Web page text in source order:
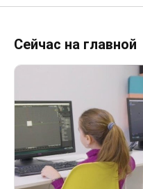
Сейчас на главной